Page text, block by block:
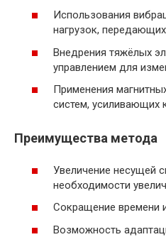
Использования
нагрузок,
Внедрения тяжёлых
управлением для
Применения
систем, усиливающих
Преимущества метода
Увеличение несущей
необходимости
Сокращение времени
Возможность